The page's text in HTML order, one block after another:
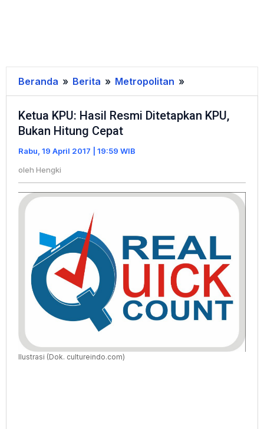
Beranda » Berita » Metropolitan »
KPU:
Hasil
Bukan
Hitung
Ketua KPU: Hasil Resmi Ditetapkan KPU,
Bukan Hitung Cepat
Rabu, 19 April 2017 | 19:59 WIB
oleh Hengki
Ilustrasi (Dok. cultureindo.com)